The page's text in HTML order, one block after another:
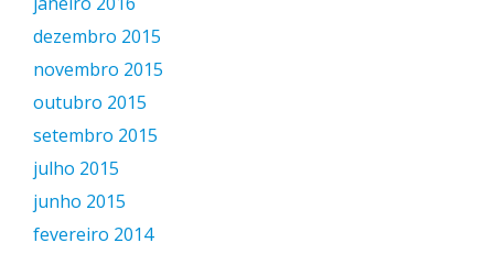
dezembro 2015
novembro 2015
outubro 2015
setembro 2015
julho 2015
junho 2015
fevereiro 2014